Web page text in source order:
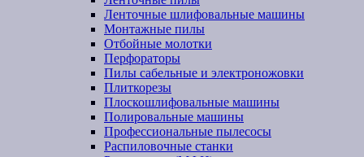
Ленточные шлифовальные машины
Монтажные пилы
Отбойные молотки
Перфораторы
Пилы сабельные и электроножовки
Плиткорезы
Плоскошлифовальные машины
Полировальные машины
Профессиональные пылесосы
Распиловочные станки